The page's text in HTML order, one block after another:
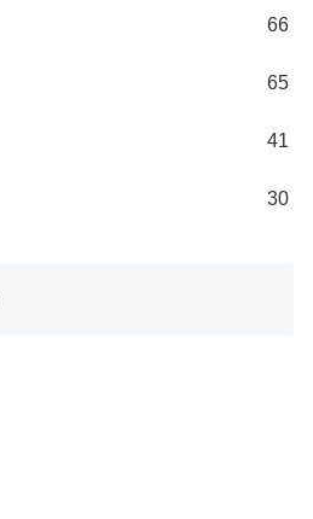
66
65
41
30